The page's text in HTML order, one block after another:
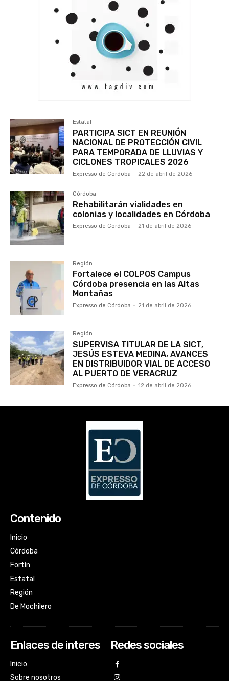
Estatal
PARTICIPA SICT EN REUNIÓN
NACIONAL DE PROTECCIÓN CIVIL
PARA TEMPORADA DE LLUVIAS Y
CICLONES TROPICALES 2026
Expresso de Córdoba - 22 de abril de 2026
Córdoba
Rehabilitarán vialidades en
colonias y localidades en Córdoba
Expresso de Córdoba - 21 de abril de 2026
Región
Fortalece el COLPOS Campus
Córdoba presencia en las Altas
Montañas
Expresso de Córdoba - 21 de abril de 2026
Región
SUPERVISA TITULAR DE LA SICT,
JESÚS ESTEVA MEDINA, AVANCES
EN DISTRIBUIDOR VIAL DE ACCESO
AL PUERTO DE VERACRUZ
Expresso de Córdoba - 12 de abril de 2026
Contenido
Inicio
Córdoba
Fortín
Estatal
Región
De Mochilero
Enlaces de interes
Inicio
Sobre nosotros
Redes sociales